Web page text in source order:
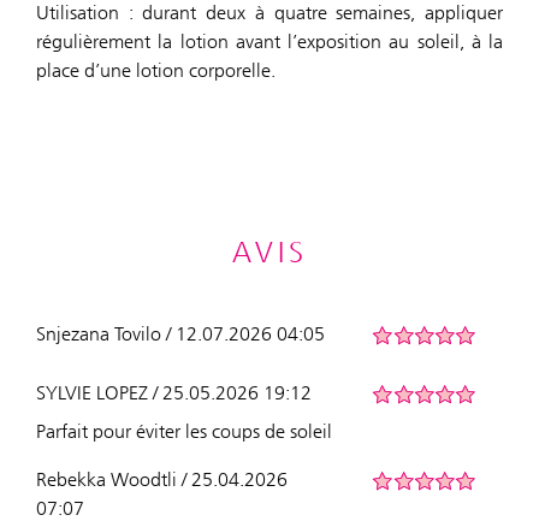
Utilisation : durant deux à quatre semaines, appliquer
régulièrement la lotion avant l’exposition au soleil, à la
place d’une lotion corporelle.
AVIS
Snjezana Tovilo / 12.07.2026 04:05
SYLVIE LOPEZ / 25.05.2026 19:12
Parfait pour éviter les coups de soleil
Rebekka Woodtli / 25.04.2026
07:07